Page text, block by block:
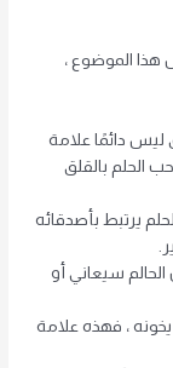
هذا الموضوع ،
ليس دائمًا علامة
الحلم بالقلق
يرتبط بأصدقائه
الحالم سيعاني أو
، فهذه علامة